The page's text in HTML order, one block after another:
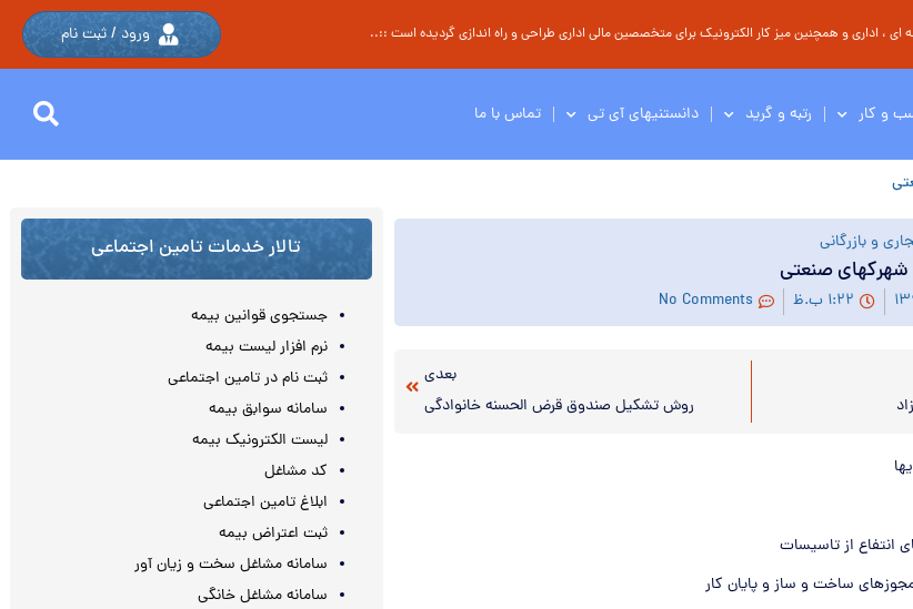
، اداری و همچنین میز کار الکترونیک برای متخصصین مالی اداری طراحی و راه اندازی گردیده است ::.. ورود / ثبت نام
و کار رتبه و گرید دانستنیهای آی تی تماس با ما
و بازرگانی
شهرکهای صنعتی
۱:۲۲ ب.ظ No Comments
بعدی
روش تشکیل صندوق قرض الحسنه خانوادگی
انتفاع از تاسیسات
ساخت و ساز و پایان کار
تالار خدمات تامین اجتماعی
جستجوی قوانین بیمه
نرم افزار لیست بیمه
ثبت نام در تامین اجتماعی
سامانه سوابق بیمه
لیست الکترونیک بیمه
کد مشاغل
ابلاغ تامین اجتماعی
ثبت اعتراض بیمه
سامانه مشاغل سخت و زیان آور
سامانه مشاغل خانگی